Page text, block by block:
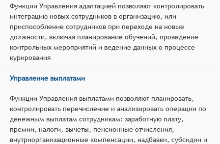
Функции Управления адаптацией позволяют контролировать
интеграцию новых сотрудников в организацию, или
приспособление сотрудников при переходе на новые
должности, включая планирование обучений, проведение
контрольных мероприятий и ведение данных о процессе
курирования
Управление выплатами
Функции Управления выплатами позволяют планировать,
контролировать перечисление и анализировать операции по
денежным выплатам сотрудникам: заработную плату,
премии, налоги, вычеты, пенсионные отчисления,
внутриорганизационные компенсации, надбавки, субсидии и